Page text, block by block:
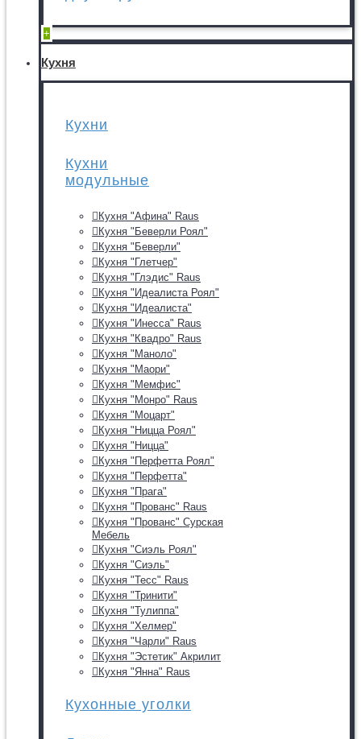
+
Кухня
Кухни
Кухни
модульные
Кухня "Афина" Raus
Кухня "Беверли Роял"
Кухня "Беверли"
Кухня "Глетчер"
Кухня "Глэдис" Raus
Кухня "Идеалиста Роял"
Кухня "Идеалиста"
Кухня "Инесса" Raus
Кухня "Квадро" Raus
Кухня "Маноло"
Кухня "Маори"
Кухня "Мемфис"
Кухня "Монро" Raus
Кухня "Моцарт"
Кухня "Ницца Роял"
Кухня "Ницца"
Кухня "Перфетта Роял"
Кухня "Перфетта"
Кухня "Прага"
Кухня "Прованс" Raus
Кухня "Прованс" Сурская
Мебель
Кухня "Сиэль Роял"
Кухня "Сиэль"
Кухня "Тесс" Raus
Кухня "Тринити"
Кухня "Тулиппа"
Кухня "Хелмер"
Кухня "Чарли" Raus
Кухня "Эстетик" Акрилит
Кухня "Янна" Raus
Кухонные уголки